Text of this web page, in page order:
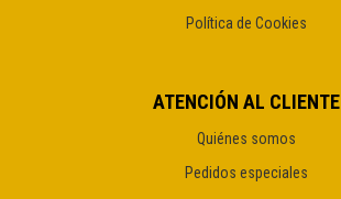
Política de Cookies
ATENCIÓN AL CLIENTE
Quiénes somos
Pedidos especiales